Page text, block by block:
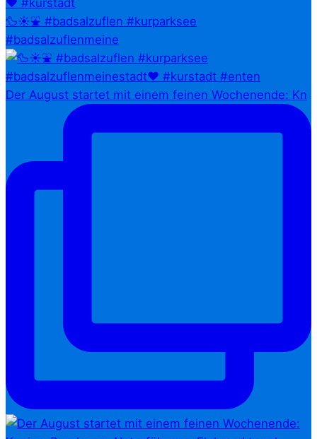
🦆☀️⛲ #badsalzuflen #kurparksee
#badsalzuflenmeine
Der August startet mit einem feinen Wochenende: Kn